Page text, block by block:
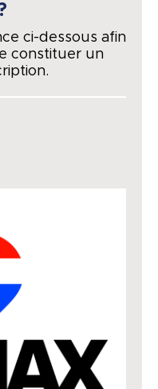
ci-dessous afin
constituer un